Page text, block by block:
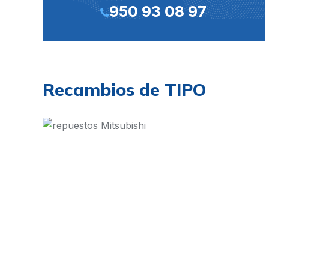
950 93 08 97
Recambios de TIPO